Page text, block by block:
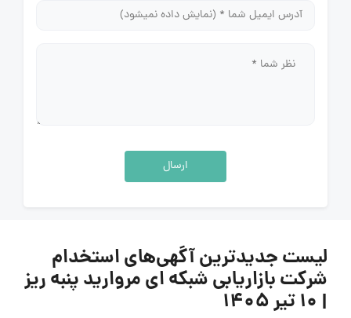
ارسال
لیست جدیدترین آگهی‌های استخدام
شرکت بازاریابی شبکه ای مروارید پنبه ریز
| ۱۰ تیر ۱۴۰۵